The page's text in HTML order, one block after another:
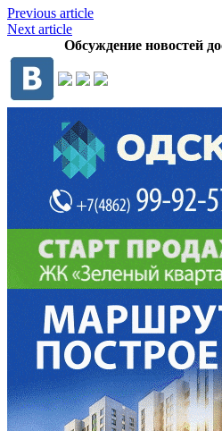
Previous article
Next article
Обсуждение новостей